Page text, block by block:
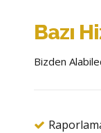
Bazı
Bizden